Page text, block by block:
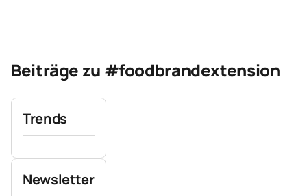
Beiträge zu #foodbrandextension
Trends
Newsletter